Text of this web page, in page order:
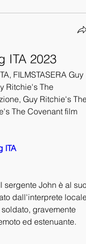
ITA 2023
FILMSTASERA Guy
Ritchie's The
Guy Ritchie's
The Covenant film
ITA
sergente John è al
dall'interprete
gravemente
ed estenuante.